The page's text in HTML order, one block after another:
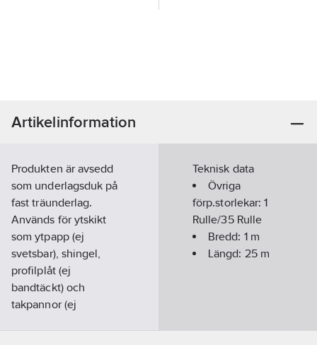
Artikelinformation
Produkten är avsedd
som underlagsduk på
fast träunderlag.
Används för ytskikt
som ytpapp (ej
svetsbar), shingel,
profilplåt (ej
bandtäckt) och
takpannor (ej
Teknisk data
Övriga
förp.storlekar:1
Rulle/35 Rulle
Bredd: 1m
Längd: 25m